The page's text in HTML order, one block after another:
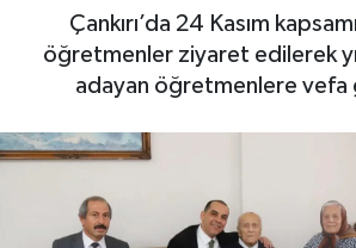
Çankırı’da 24 Kasım
öğretmenler ziyaret edilerek
adayan öğretmenlere
SPOR
EĞİTİM
YAŞAM
ÇEVRE
Tüm Manşetler
Son Dakika Haberleri
Haber Arşivi